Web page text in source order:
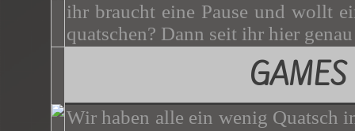
ihr braucht eine Pause und wollt
quatschen? Dann seit ihr hier
GAMES
Wir haben alle ein wenig Quatsch